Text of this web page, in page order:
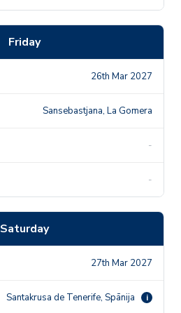
Friday
26th Mar 2027
Sansebastjana, La Gomera
-
-
Saturday
27th Mar 2027
Santakrusa de Tenerife, Spānija i